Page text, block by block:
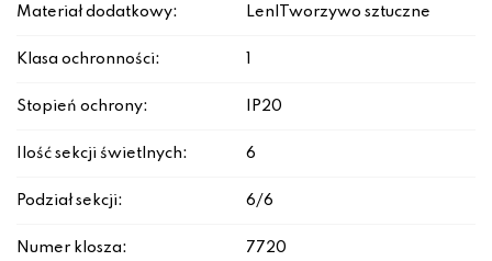
Materiał dodatkowy: Len|Tworzywo sztuczne
Klasa ochronności:
Stopień ochrony: IP20
Ilość sekcji świetlnych: 6
Podział sekcji: 6/6
Numer klosza: 7720